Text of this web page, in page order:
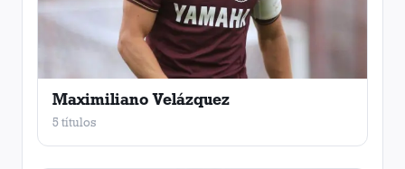
Maximiliano Velázquez
5 títulos